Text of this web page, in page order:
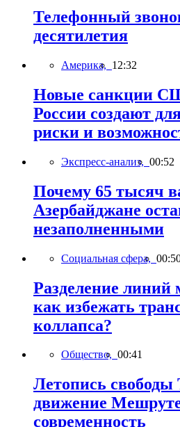
Телефонный
десятилетия
Америка, 12:32
Новые санкции
России создают
риски и
Экспресс-анализ, 00:52
Почему 65 тысяч
Азербайджане
незаполненными
Социальная сфера,
Разделение линий
как избежать
коллапса?
Общество, 00:41
Летопись свободы
движение
современность